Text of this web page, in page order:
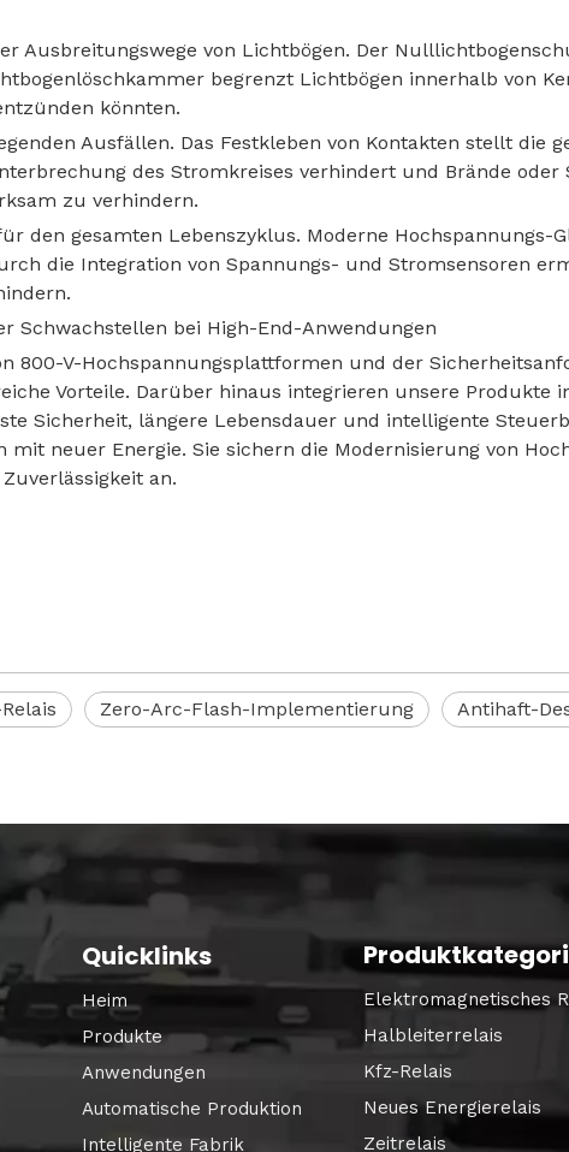
Ausbreitungswege von Lichtbögen. Der
begrenzt Lichtbögen innerhalb von
könnten.
Ausfällen. Das Festkleben von Kontakten stellt die
des Stromkreises verhindert und Brände
zu verhindern.
den gesamten Lebenszyklus. Moderne Hochspannungs-
die Integration von Spannungs- und Stromsensoren
Schwachstellen bei High-End-Anwendungen
800-V-Hochspannungsplattformen und der
Vorteile. Darüber hinaus integrieren unsere Produkte
Sicherheit, längere Lebensdauer und intelligente
neuer Energie. Sie sichern die Modernisierung von
an.
Zero-Arc-Flash-Implementierung Antihaft-
Quicklinks
Heim
Produkte
Anwendungen
Automatische Produktion
Intelligente Fabrik
Elektromagnetisches
Halbleiterrelais
Kfz-Relais
Neues Energierelais
Zeitrelais